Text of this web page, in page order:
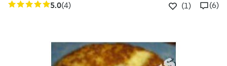
5.0(4) (1) (6)